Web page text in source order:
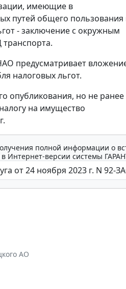
имеющие в
путей общего пользования
- заключение с окружным
предусматривает
налоговых льгот.
опубликования, но не ранее
на имущество
полной информации о
Интернет-версии системы
АО